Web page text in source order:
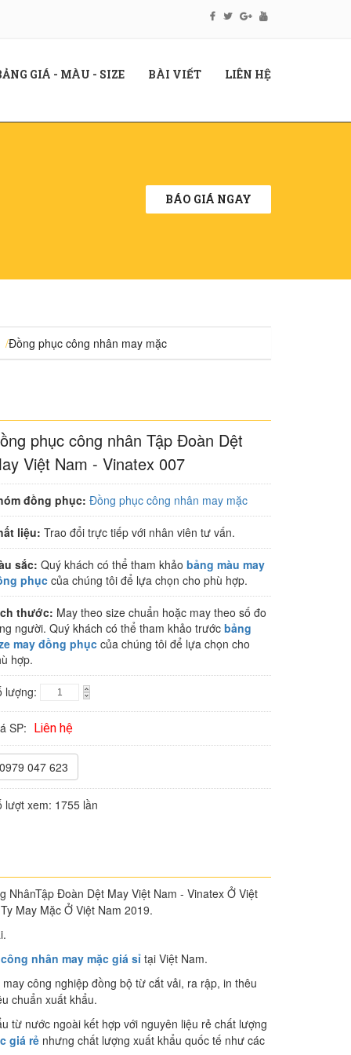
GIÁ - MÀU - SIZE(CURRENT)
BÀI VIẾT(CURRENT)
LIÊN HỆ(CURRENT)
BÁO GIÁ NGAY
Đồng phục công nhân may mặc
phục công nhân Tập Đoàn Dệt
Việt Nam - Vinatex 007
đồng phục: Đồng phục công nhân may mặc
liệu: Trao đổi trực tiếp với nhân viên tư vấn.
sắc: Quý khách có thể tham khảo bảng màu may
phục của chúng tôi để lựa chọn cho phù hợp.
thước: May theo size chuẩn hoặc may theo số đo
người. Quý khách có thể tham khảo trước bảng
may đồng phục của chúng tôi để lựa chọn cho
hợp.
lượng:
SP: Liên hệ
0979 047 623
lượt xem: 1755 lần
NhânTập Đoàn Dệt May Việt Nam - Vinatex Ở Việt
May Mặc Ở Việt Nam 2019.
nhân may mặc giá sỉ tại Việt Nam.
công nghiệp đồng bộ từ cắt vải, ra rập, in thêu
chuẩn xuất khẩu.
từ nước ngoài kết hợp với nguyên liệu rẻ chất lượng
giá rẻ nhưng chất lượng xuất khẩu quốc tế như các